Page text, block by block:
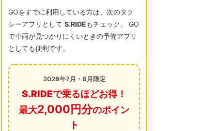
GOをすでに利用している方は、次のタク
シーアプリとしてS.RIDEもチェック。 GO
で車両が見つかりにくいときの予備アプリ
としても便利です。
2026年7月・8月限定
S.RIDEで乗るほどお得！
最大2,000円分のポイン
ト